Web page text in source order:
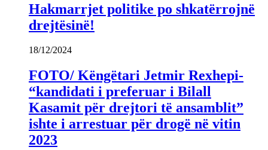
Hakmarrjet politike po shkatërrojnë
drejtësinë!
18/12/2024
FOTO/ Këngëtari Jetmir Rexhepi-
“kandidati i preferuar i Bilall
Kasamit për drejtori të ansamblit”
ishte i arrestuar për drogë në vitin
2023